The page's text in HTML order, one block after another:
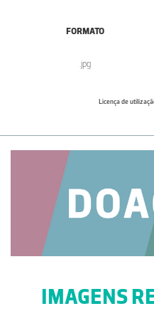
FORMATO
.jpg
Licença de
IMAGENS